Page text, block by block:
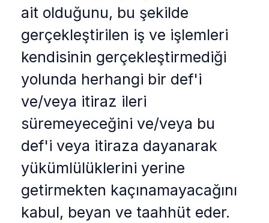
ait olduğunu, bu şekilde
gerçekleştirilen iş ve işlemleri
kendisinin gerçekleştirmediği
yolunda herhangi bir def'i
ve/veya itiraz ileri
süremeyeceğini ve/veya bu
def'i veya itiraza dayanarak
yükümlülüklerini yerine
getirmekten kaçınamayacağını
kabul, beyan ve taahhüt eder.